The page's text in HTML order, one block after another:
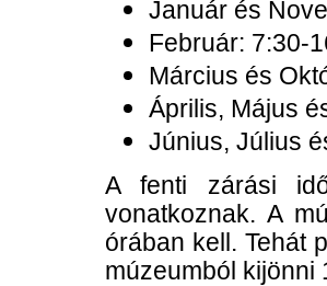
Január és
Február: 7:30-
Március és
Április, Május
Június, Július
A fenti zárási
vonatkoznak. A
órában kell. Tehát
múzeumból kijönni